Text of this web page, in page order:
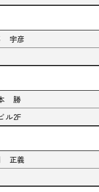
宇彦
勝
ル2F
正義